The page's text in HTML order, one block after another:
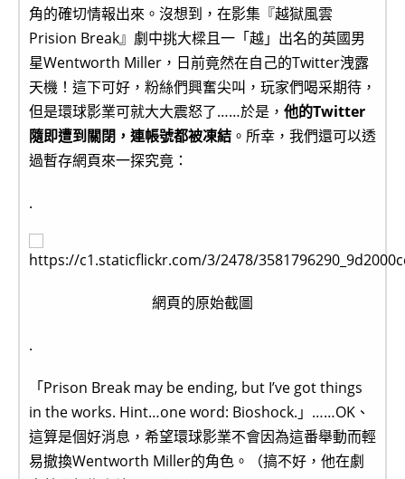
角的確切情報出來。沒想到，在影集『越獄風雲
Prision Break』劇中挑大樑且一「越」出名的英國男
星Wentworth Miller，日前竟然在自己的Twitter洩露
天機！這下可好，粉絲們興奮尖叫，玩家們喝采期待，
但是環球影業可就大大震怒了……於是， 他的Twitter
隨即遭到關閉，連帳號都被凍結 。所幸，我們還可以透
過暫存網頁來一探究竟：
.
網頁的原始截圖
.
「Prison Break may be ending, but I’ve got things
in the works. Hint…one word: Bioshock.」……OK、
這算是個好消息，希望環球影業不會因為這番舉動而輕
易撤換Wentworth Miller的角色。（搞不好，他在劇